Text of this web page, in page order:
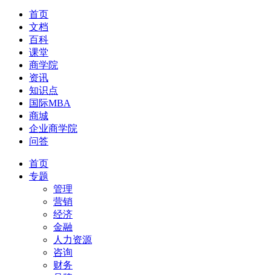
首页
文档
百科
课堂
商学院
资讯
知识点
国际MBA
商城
企业商学院
问答
首页
专题
管理
营销
经济
金融
人力资源
咨询
财务